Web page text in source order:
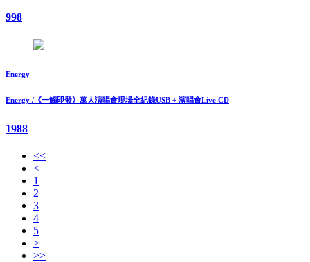
998
Energy
Energy /《一觸即發》萬人演唱會現場全紀錄USB + 演唱會Live CD
1988
<<
<
1
2
3
4
5
>
>>